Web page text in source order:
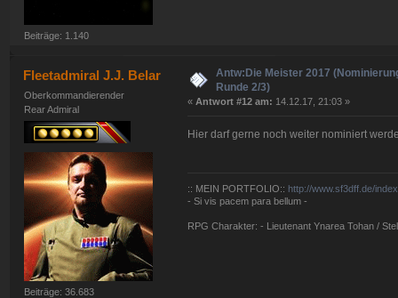
Beiträge: 1.140
Fleetadmiral J.J. Belar
Oberkommandierender
Rear Admiral
Beiträge: 36.683
Antw:Die Meister 2017
Runde 2/3)
« Antwort #12 am: 14.12.17, 21:03 »
Hier darf gerne noch weiter nominiert
:: MEIN PORTFOLIO:: http://www.sf3dff.de/
- Si vis pacem para bellum -
RPG Charakter: - Lieutenant Ynarea Tohan /